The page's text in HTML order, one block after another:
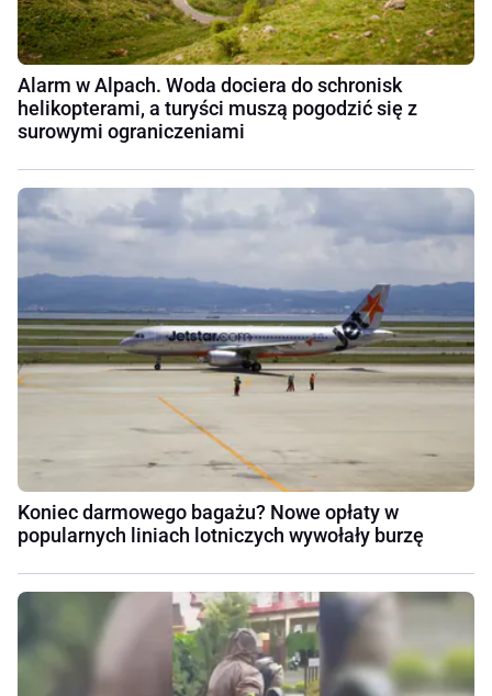
Alarm w Alpach. Woda dociera do schronisk
helikopterami, a turyści muszą pogodzić się z
surowymi ograniczeniami
Koniec darmowego bagażu? Nowe opłaty w
popularnych liniach lotniczych wywołały burzę